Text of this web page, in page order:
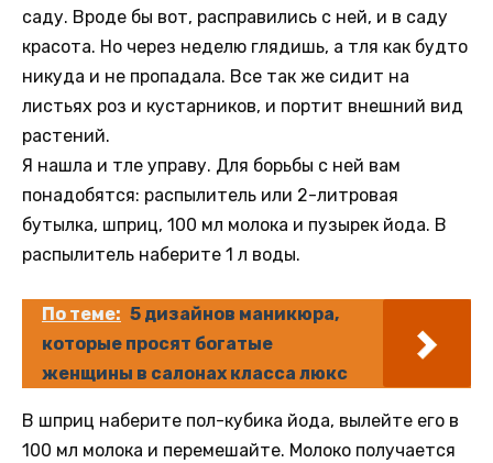
саду. Вроде бы вот, расправились с ней, и в саду
красота. Но через неделю глядишь, а тля как будто
никуда и не пропадала. Все так же сидит на
листьях роз и кустарников, и портит внешний вид
растений.
Я нашла и тле управу. Для борьбы с ней вам
понадобятся: распылитель или 2-литровая
бутылка, шприц, 100 мл молока и пузырек йода. В
распылитель наберите 1 л воды.
По теме: 5 дизайнов маникюра,
которые просят богатые
женщины в салонах класса люкс
В шприц наберите пол-кубика йода, вылейте его в
100 мл молока и перемешайте. Молоко получается